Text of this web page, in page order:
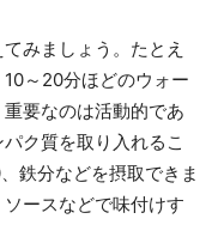
みましょう。たとえ
～20分ほどのウォー
要なのは活動的であ
ク質を取り入れるこ
鉄分などを摂取できま
ースなどで味付けす